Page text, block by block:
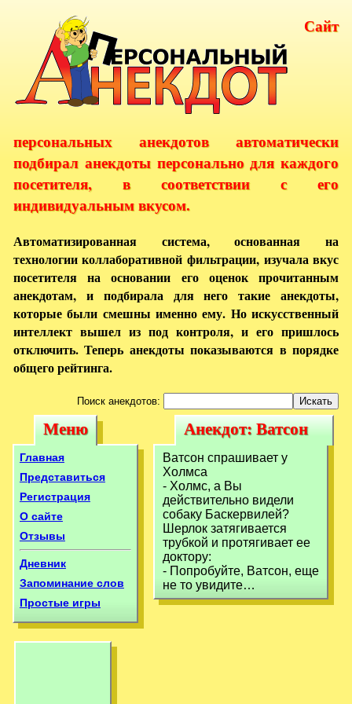
Сайт
персональных анекдотов автоматически
подбирал анекдоты персонально для каждого
посетителя, в соответствии с его
индивидуальным вкусом.
Автоматизированная система, основанная на
технологии коллаборативной фильтрации, изучала вкус
посетителя на основании его оценок прочитанным
анекдотам, и подбирала для него такие анекдоты,
которые были смешны именно ему. Но искусственный
интеллект вышел из под контроля, и его пришлось
отключить. Теперь анекдоты показываются в порядке
общего рейтинга.
Поиск анекдотов:
Меню
Меню
Главная
Представиться
Регистрация
О сайте
Отзывы
Дневник
Запоминание слов
Простые игры
Анекдот: Ватсон
спрашивает у
Холмса - Холмс,
Анекдот: Ватсон
спрашивает у
Холмса - Холмс,
Ватсон спрашивает у
Холмса
- Холмс, а Вы
действительно видели
собаку Баскервилей?
Шерлок затягивается
трубкой и протягивает ее
доктору:
- Попробуйте, Ватсон, еще
не то увидите…